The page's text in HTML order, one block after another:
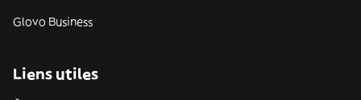
Glovo Business
Liens utiles